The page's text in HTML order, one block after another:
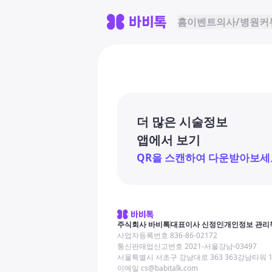
홈이벤트의사/병원커
더 많은 시술정보
앱에서 보기
QR을 스캔하여 다운받아보세
주식회사 바비톡대표이사 신정인개인정보 관리
사업자등록번호 836-86-02172
통신판매업신고번호 2021-서울강남-03497
서울특별시 서초구 강남대로 363 363강남타워
이메일 cs@babitalk.com